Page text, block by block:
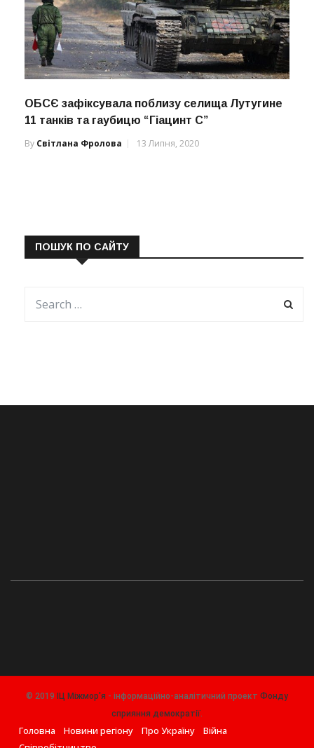
ОБСЄ зафіксувала поблизу селища Лутугине
11 танків та гаубицю “Гіацинт С”
By Світлана Фролова 13 Липня, 2020
ПОШУК ПО САЙТУ
© 2019 ІЦ Міжмор'я - інформаційно-аналітичний проект Фонду
сприяння демократії.
Головна Новини регіону Про Україну
Війна